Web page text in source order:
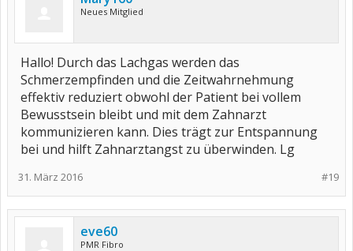
Neues Mitglied
Hallo! Durch das Lachgas werden das
Schmerzempfinden und die Zeitwahrnehmung
effektiv reduziert obwohl der Patient bei vollem
Bewusstsein bleibt und mit dem Zahnarzt
kommunizieren kann. Dies trägt zur Entspannung
bei und hilft Zahnarztangst zu überwinden. Lg
#19
31. März 2016
eve60
PMR Fibro